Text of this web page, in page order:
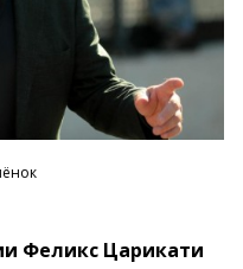
Феликс Царикати